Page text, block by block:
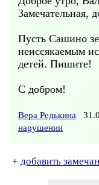
Замечательная,
Пусть Сашино
неиссякаемым
детей. Пишите!
С добром!
Вера Редькина
нарушении
+ добавить